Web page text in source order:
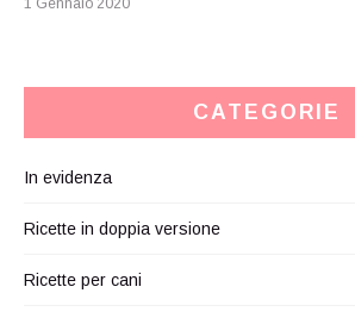
1 Gennaio 2020
CATEGORIE
In evidenza
Ricette in doppia versione
Ricette per cani